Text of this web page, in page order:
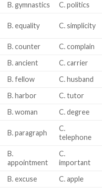
B. gymnastics C. politics
B. equality C. simplicity
B. counter C. complain
B. ancient C. carrier
B. fellow C. husband
B. harbor C. tutor
B. woman C. degree
B. paragraph
C.
telephone
B.
appointment
C.
important
B. excuse C. apple